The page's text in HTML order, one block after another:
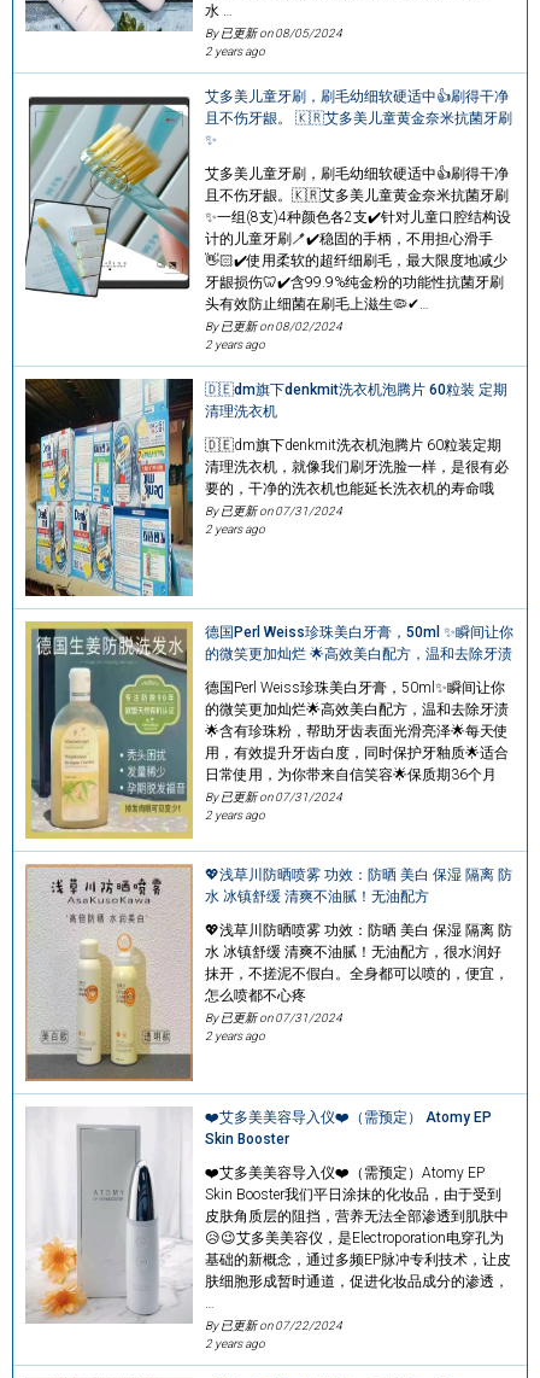
水 …
By 已更新 on08/05/2024
2 years ago
艾多美儿童牙刷，刷毛幼细软硬适中👍刷得干净
且不伤牙龈。 🇰🇷艾多美儿童黄金奈米抗菌牙刷
✨
艾多美儿童牙刷，刷毛幼细软硬适中👍刷得干净
且不伤牙龈。🇰🇷艾多美儿童黄金奈米抗菌牙刷
✨一组(8支)4种颜色各2支✔️针对儿童口腔结构设
计的儿童牙刷🪥✔️稳固的手柄，不用担心滑手
👋🏻✔️使用柔软的超纤细刷毛，最大限度地减少
牙龈损伤🦷✔️含99.9%纯金粉的功能性抗菌牙刷
头有效防止细菌在刷毛上滋生🦠✔…
By 已更新 on08/02/2024
2 years ago
🇩🇪dm旗下denkmit洗衣机泡腾片 60粒装 定期
清理洗衣机
🇩🇪dm旗下denkmit洗衣机泡腾片 60粒装定期
清理洗衣机，就像我们刷牙洗脸一样，是很有必
要的，干净的洗衣机也能延长洗衣机的寿命哦
By 已更新 on07/31/2024
2 years ago
德国Perl Weiss珍珠美白牙膏，50ml ✨瞬间让你
的微笑更加灿烂 🌟高效美白配方，温和去除牙渍
德国Perl Weiss珍珠美白牙膏，50ml✨瞬间让你
的微笑更加灿烂🌟高效美白配方，温和去除牙渍
🌟含有珍珠粉，帮助牙齿表面光滑亮泽🌟每天使
用，有效提升牙齿白度，同时保护牙釉质🌟适合
日常使用，为你带来自信笑容🌟保质期36个月
By 已更新 on07/31/2024
2 years ago
💖浅草川防晒喷雾 功效：防晒 美白 保湿 隔离 防
水 冰镇舒缓 清爽不油腻！无油配方
💖浅草川防晒喷雾 功效：防晒 美白 保湿 隔离 防
水 冰镇舒缓 清爽不油腻！无油配方，很水润好
抹开，不搓泥不假白。全身都可以喷的，便宜，
怎么喷都不心疼
By 已更新 on07/31/2024
2 years ago
❤️艾多美美容导入仪❤️（需预定） Atomy EP
Skin Booster
❤️艾多美美容导入仪❤️（需预定）Atomy EP
Skin Booster我们平日涂抹的化妆品，由于受到
皮肤角质层的阻挡，营养无法全部渗透到肌肤中
😥😉艾多美美容仪，是Electroporation电穿孔为
基础的新概念，通过多频EP脉冲专利技术，让皮
肤细胞形成暂时通道，促进化妆品成分的渗透，
By 已更新 on07/22/2024
2 years ago